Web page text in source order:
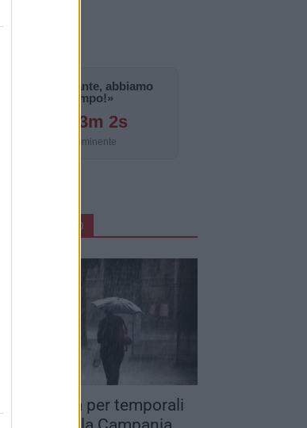
è importante, abbiamo
bisogno di tempo!»
125g 12h 43m 1s
Aggiornamento imminente
PRIMO PIANO
gialla per temporali